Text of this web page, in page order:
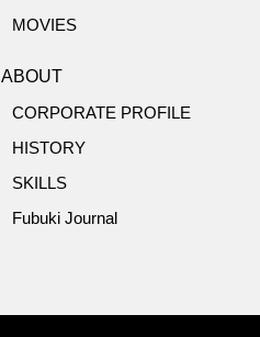
MOVIES
ABOUT
CORPORATE PROFILE
HISTORY
SKILLS
Fubuki Journal